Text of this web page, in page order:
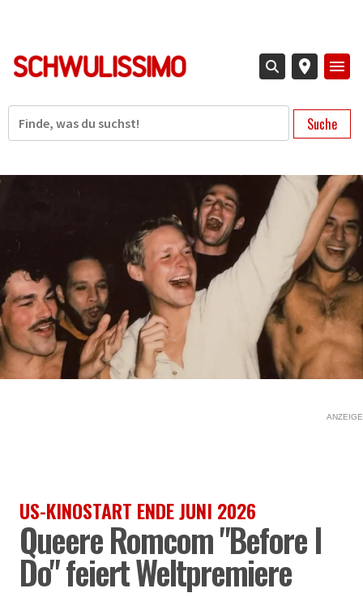
Suche
ANZEIGE
US-KINOSTART ENDE JUNI 2026
Queere Romcom "Before I
Do" feiert Weltpremiere